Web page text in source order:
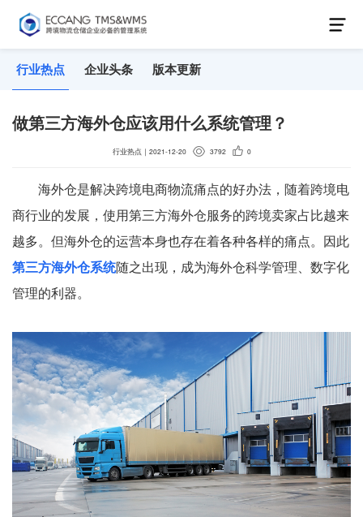
行业热点 企业头条 版本更新
做第三方海外仓应该用什么系统管理？
行业热点 ｜ 2021-12-20 3792 0
海外仓是解决跨境电商物流痛点的好办法，随着跨境电
商行业的发展，使用第三方海外仓服务的跨境卖家占比越来
越多。但海外仓的运营本身也存在着各种各样的痛点。因此
第三方海外仓系统随之出现，成为海外仓科学管理、数字化
管理的利器。